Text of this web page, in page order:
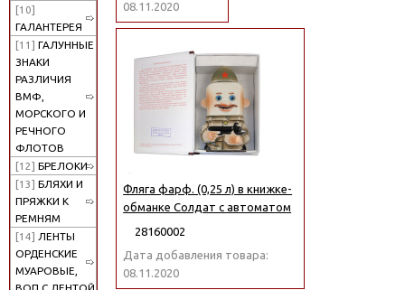
[10]
ГАЛАНТЕРЕЯ
[11] ГАЛУННЫЕ
ЗНАКИ
РАЗЛИЧИЯ
ВМФ,
МОРСКОГО И
РЕЧНОГО
ФЛОТОВ
[12] БРЕЛОКИ
[13] БЛЯХИ И
ПРЯЖКИ К
РЕМНЯМ
[14] ЛЕНТЫ
ОРДЕНСКИЕ
МУАРОВЫЕ,
08.11.2020
Фляга фарф. (0,25 л) в книжке-
обманке Солдат с автоматом
28160002
Дата добавления товара:
08.11.2020